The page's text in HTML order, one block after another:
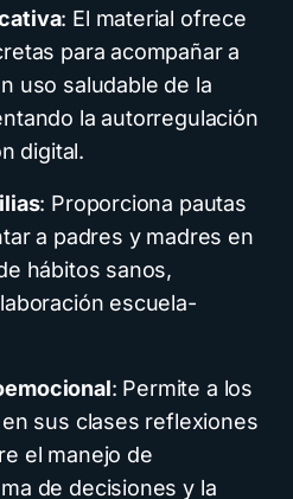
: El material ofrece
para acompañar a
uso saludable de la
la autorregulación
digital.
: Proporciona pautas
a padres y madres en
hábitos sanos,
escuela-
: Permite a los
sus clases reflexiones
el manejo de
de decisiones y la